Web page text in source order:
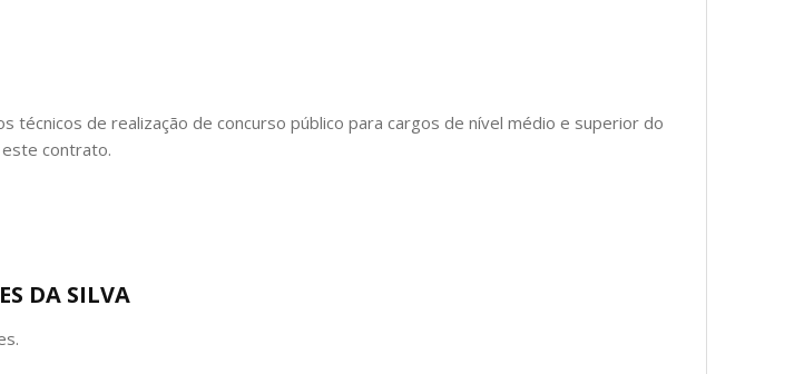
de realização de concurso público para cargos de nível médio e superior do
contrato.
DA SILVA